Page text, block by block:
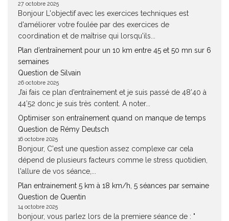
27 octobre 2025
Bonjour L'objectif avec les exercices techniques est
d'améliorer votre foulée par des exercices de
coordination et de maîtrise qui lorsqu'ils...
Plan d’entraînement pour un 10 km entre 45 et 50 mn sur 6
semaines
Question de Silvain
26 octobre 2025
J’ai fais ce plan d’entraînement et je suis passé de 48’40 à
44’52 donc je suis très content. A noter...
Optimiser son entraînement quand on manque de temps
Question de Rémy Deutsch
16 octobre 2025
Bonjour, C'est une question assez complexe car cela
dépend de plusieurs facteurs comme le stress quotidien,
l'allure de vos séance,...
Plan entrainement 5 km à 18 km/h, 5 séances par semaine
Question de Quentin
14 octobre 2025
bonjour, vous parlez lors de la premiere séance de : "